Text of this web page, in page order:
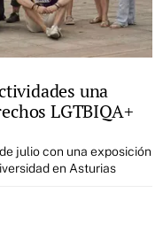
una
LGTBIQA+
julio con una exposición
en Asturias